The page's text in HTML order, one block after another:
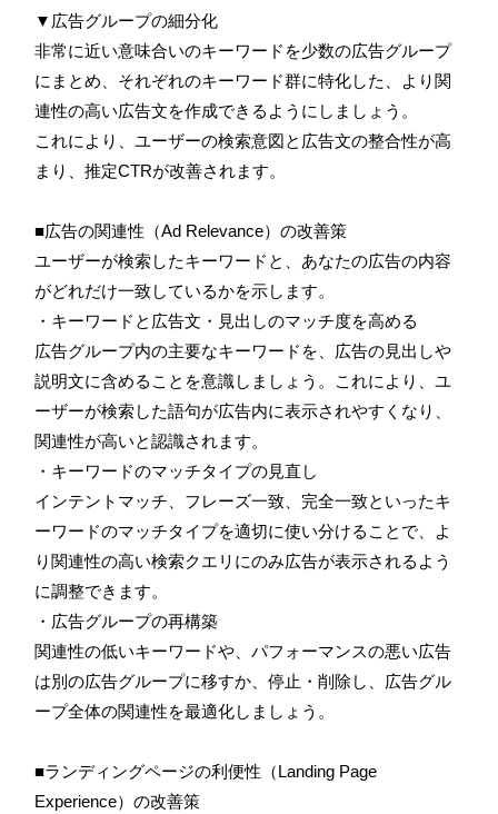
▼広告グループの細分化
非常に近い意味合いのキーワードを少数の広告グループ
にまとめ、それぞれのキーワード群に特化した、より関
連性の高い広告文を作成できるようにしましょう。
これにより、ユーザーの検索意図と広告文の整合性が高
まり、推定CTRが改善されます。
■広告の関連性（Ad Relevance）の改善策
ユーザーが検索したキーワードと、あなたの広告の内容
がどれだけ一致しているかを示します。
・キーワードと広告文・見出しのマッチ度を高める
広告グループ内の主要なキーワードを、広告の見出しや
説明文に含めることを意識しましょう。これにより、ユ
ーザーが検索した語句が広告内に表示されやすくなり、
関連性が高いと認識されます。
・キーワードのマッチタイプの見直し
インテントマッチ、フレーズ一致、完全一致といったキ
ーワードのマッチタイプを適切に使い分けることで、よ
り関連性の高い検索クエリにのみ広告が表示されるよう
に調整できます。
・広告グループの再構築
関連性の低いキーワードや、パフォーマンスの悪い広告
は別の広告グループに移すか、停止・削除し、広告グル
ープ全体の関連性を最適化しましょう。
■ランディングページの利便性（Landing Page
Experience）の改善策